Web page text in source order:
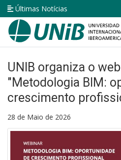
Pular
para
conteúdo
Últimas Notícias
Navegación
principal
UNIB organiza o
"Metodologia BIM:
crescimento
28 de Maio de 2026